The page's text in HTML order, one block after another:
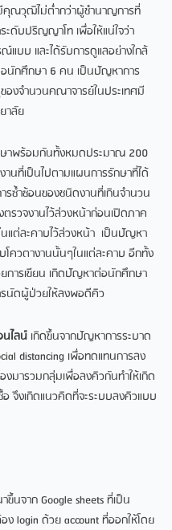
คุณวุฒิไม่ต่ำกว่าผู้ชำนาญการที่
ดับปริญญาโท เพื่อให้แน่ใจว่า
บบ และได้รับการดูแลอย่างใกล้
อนักศึกษา 6 คน เป็นปัญหาการ
องจำนวนคณาจารย์ในประเทศมี
าลัย
ร้อมกันทั้งหมดประมาณ 200
นที่เป็นไปตามแผนการรักษาที่ได้
รซ้ำซ้อนของชนิดงานที่เกินจำนวน
รวจงานไว้ล่วงหน้าก่อนเปิดภาค
แต่ละคาบไว้ล่วงหน้า เป็นปัญหา
ควตางานนั้นๆในแต่ละคาบ อีกทั้ง
ยการเขียน เกิดปัญหาต่อนักศึกษา
รนัดผู้ป่วยให้ลงพอดีคิว
ไลน์ เกิดขึ้นจากปัญหาการระบาด
distancing เพื่อทดแทนการลง
มารวมกลุ่มเพื่อลงคิวกันทำให้เกิด
อ จึงเกิดแนวคิดที่จะระบบลงคิวแบบ
ก Google sheets ที่เป็น
ง login ด้วย account ที่ออกให้โดย